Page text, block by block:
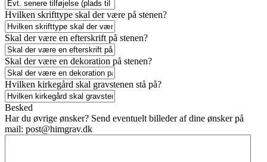
Hvilken skrifttype skal der være på stenen?
Skal der være en efterskrift på stenen?
Skal der være en dekoration på stenen?
Hvilken kirkegård skal gravstenen stå på?
Besked
Har du øvrige ønsker? Send eventuelt billeder af dine ønsker på
mail: post@himgrav.dk